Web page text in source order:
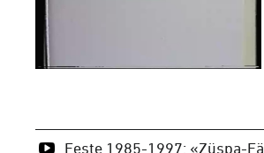
Feste 1985-1997: «Züspa-